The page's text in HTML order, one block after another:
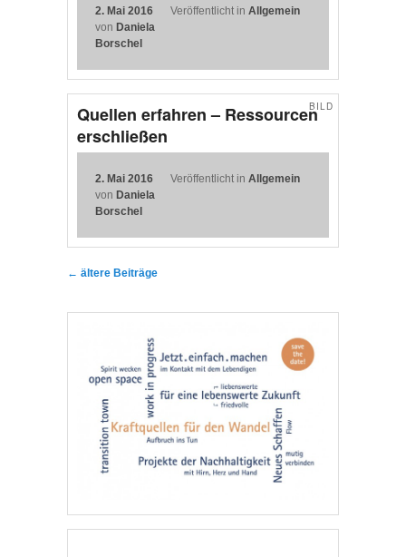
2. Mai 2016
von Daniela
Borschel
Veröffentlicht in Allgemein
Quellen erfahren – Ressourcen
erschließen
BILD
2. Mai 2016
von Daniela
Borschel
Veröffentlicht in Allgemein
Beitragsnavigation
← ältere Beiträge